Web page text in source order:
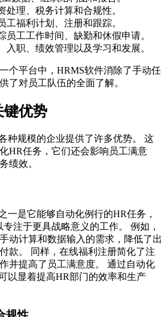
处理、税务计算和合规性。
工福利计划、注册和跟踪。
员工工作时间、缺勤和休假申请。
入职、绩效管理以及学习和发展。
个平台中，HRMS软件消除了手动任
了对员工队伍的全面了解。
键优势
种规模的企业提供了许多优势。 这
HR任务，它们还会影响员工满意
绩效。
一是它能够自动化例行的HR任务，
注于更具战略意义的工作。 例如，
动计算和数据输入的需求，降低了出
款。 同样，在线福利注册简化了注
并提高了员工满意度。 通过自动化
以显着提高HR部门的效率和生产